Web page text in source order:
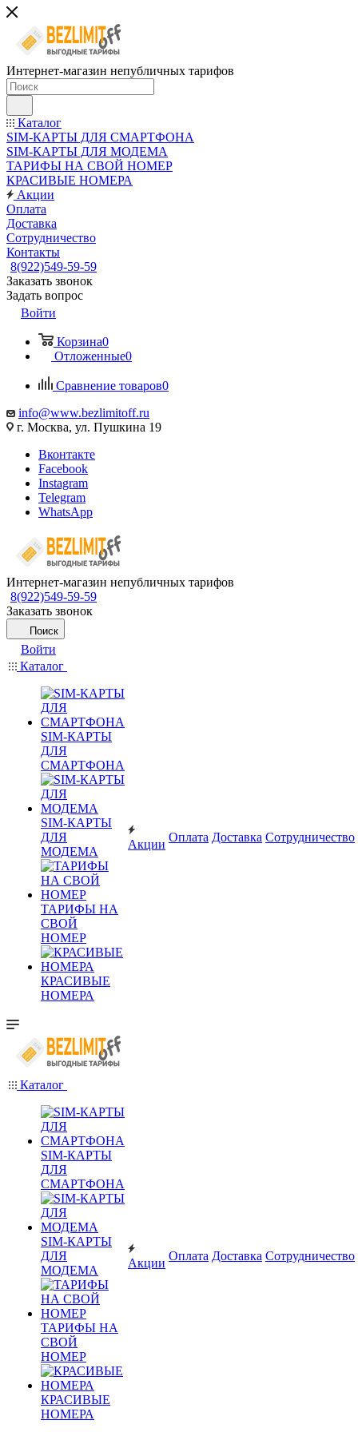
Интернет-магазин непубличных тарифов
Каталог
SIM-КАРТЫ ДЛЯ СМАРТФОНА
SIM-КАРТЫ ДЛЯ МОДЕМА
ТАРИФЫ НА СВОЙ НОМЕР
КРАСИВЫЕ НОМЕРА
Акции
Оплата
Доставка
Сотрудничество
Контакты
8(922)549-59-59
Заказать звонок
Задать вопрос
Войти
Корзина0
Отложенные0
Сравнение товаров0
info@www.bezlimitoff.ru
г. Москва, ул. Пушкина 19
Вконтакте
Facebook
Instagram
Telegram
WhatsApp
Интернет-магазин непубличных тарифов
8(922)549-59-59
Заказать звонок
Поиск
Войти
Каталог
SIM-КАРТЫ
ДЛЯ
СМАРТФОНА
SIM-КАРТЫ
ДЛЯ
МОДЕМА
ТАРИФЫ НА
СВОЙ
НОМЕР
КРАСИВЫЕ
НОМЕРА
Акции
Оплата Доставка Сотрудничество
Каталог
SIM-КАРТЫ
ДЛЯ
СМАРТФОНА
SIM-КАРТЫ
ДЛЯ
МОДЕМА
ТАРИФЫ НА
СВОЙ
НОМЕР
КРАСИВЫЕ
НОМЕРА
Акции
Оплата Доставка Сотрудничество